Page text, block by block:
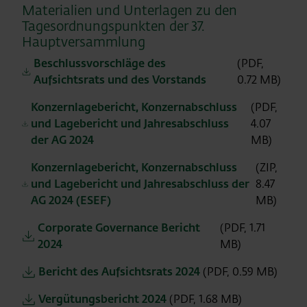
Materialien und Unterlagen zu den
Tagesordnungspunkten der 37.
Hauptversammlung
Beschlussvorschläge des
Aufsichtsrats und des Vorstands
(PDF,
0.72 MB)
Konzernlagebericht, Konzernabschluss
und Lagebericht und Jahresabschluss
der AG 2024
(PDF,
4.07
MB)
Konzernlagebericht, Konzernabschluss
und Lagebericht und Jahresabschluss der
AG 2024 (ESEF)
(ZIP,
8.47
MB)
Corporate Governance Bericht
2024
(PDF, 1.71
MB)
Bericht des Aufsichtsrats 2024 (PDF, 0.59 MB)
Vergütungsbericht 2024 (PDF, 1.68 MB)